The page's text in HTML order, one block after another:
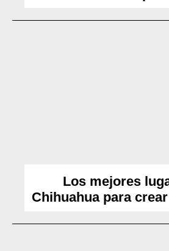
Los mejores
Chihuahua para